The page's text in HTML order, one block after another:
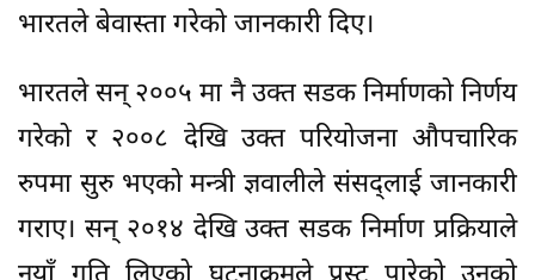
भारतले बेवास्ता गरेको जानकारी दिए।
भारतले सन् २००५ मा नै उक्त सडक निर्माणको निर्णय
गरेको र २००८ देखि उक्त परियोजना औपचारिक
रुपमा सुरु भएको मन्त्री ज्ञवालीले संसद्लाई जानकारी
गराए। सन् २०१४ देखि उक्त सडक निर्माण प्रक्रियाले